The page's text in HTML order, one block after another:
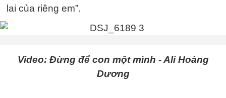
lai của riêng em”.
Video: Đừng để con một mình - Ali Hoàng
Dương